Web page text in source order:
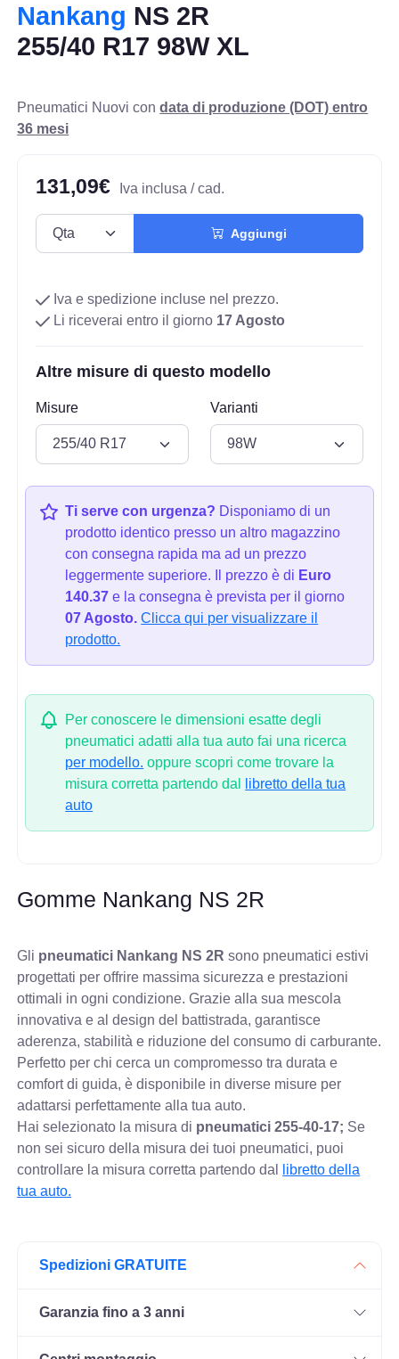
Nankang NS 2R
255/40 R17 98W XL
Pneumatici Nuovi condata di produzione (DOT) entro
36 mesi
131,09€ Iva inclusa / cad.
Aggiungi
Iva e spedizione incluse nel prezzo.
Li riceverai entro il giorno 17 Agosto
Altre misure di questo modello
Misure Varianti
Ti serve con urgenza? Disponiamo di un
prodotto identico presso un altro magazzino
con consegna rapida ma ad un prezzo
leggermente superiore. Il prezzo è di Euro
140.37 e la consegna è prevista per il giorno
07 Agosto. Clicca qui per visualizzare il
prodotto.
Per conoscere le dimensioni esatte degli
pneumatici adatti alla tua auto fai una ricerca
per modello. oppure scopri come trovare la
misura corretta partendo dal
libretto della tua
auto
Gomme Nankang NS 2R
Gli pneumatici Nankang NS 2R sono pneumatici estivi
progettati per offrire massima sicurezza e prestazioni
ottimali in ogni condizione. Grazie alla sua mescola
innovativa e al design del battistrada, garantisce
aderenza, stabilità e riduzione del consumo di carburante.
Perfetto per chi cerca un compromesso tra durata e
comfort di guida, è disponibile in diverse misure per
adattarsi perfettamente alla tua auto.
Hai selezionato la misura di pneumatici255-40-17; Se
non sei sicuro della misura dei tuoi pneumatici, puoi
controllare la misura corretta partendo dal
libretto della
tua auto.
Spedizioni GRATUITE
Garanzia fino a 3 anni